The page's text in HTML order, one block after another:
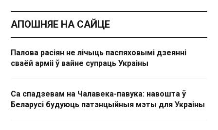
АПОШНЯЕ НА САЙЦЕ
Палова расіян не лічыць паспяховымі дзеянні
сваёй арміі ў вайне супраць Украіны
Са спадзевам на Чалавека-павука: навошта ў
Беларусі будуюць патэнцыйныя мэты для Украіны